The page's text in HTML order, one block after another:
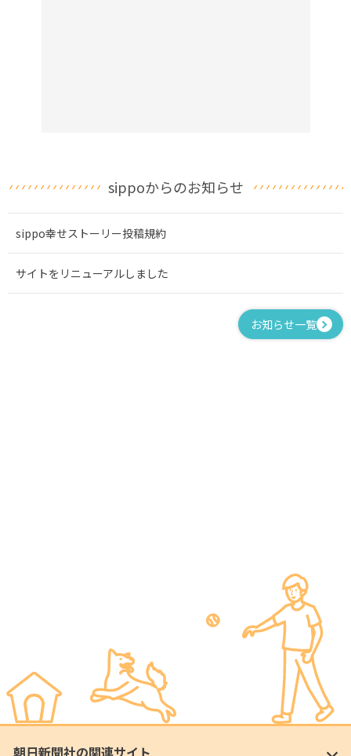
sippoからのお知らせ
sippo幸せストーリー投稿規約
サイトをリニューアルしました
お知らせ一覧
朝日新聞社の関連サイト